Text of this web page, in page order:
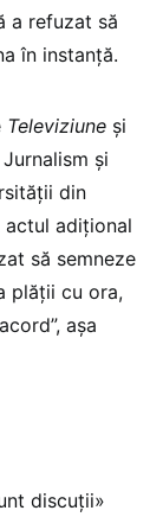
a refuzat să
în instanță.
Televiziune și
și
din
actul adițional
să semneze
plății cu ora,
așa
discuții»